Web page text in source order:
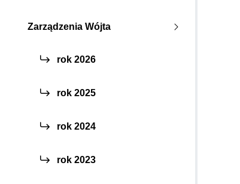
Zarządzenia Wójta
rok 2026
rok 2025
rok 2024
rok 2023